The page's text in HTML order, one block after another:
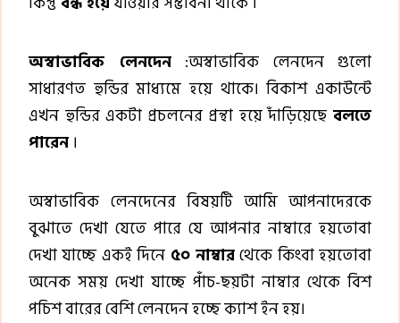
অস্বাভাবিক লেনদেন:অস্বাভাবিক লেনদেন গুলো
সাধারণত হুন্ডির মাধ্যমে হয়ে থাকে। বিকাশ একাউন্টে
এখন হুন্ডির একটা প্রচলনের প্রন্থা হয়ে দাঁড়িয়েছে বলতে
পারেন ।
অস্বাভাবিক লেনদেনের বিষয়টি আমি আপনাদেরকে
বুঝাতে দেখা যেতে পারে যে আপনার নাম্বারে হয়তোবা
দেখা যাচ্ছে একই দিনে ৫০ নাম্বারথেকে কিংবা হয়তোবা
অনেক সময় দেখা যাচ্ছে পাঁচ-ছয়টা নাম্বার থেকে বিশ
পচিশ বারের বেশি লেনদেন হচ্ছে ক্যাশ ইন হয়।